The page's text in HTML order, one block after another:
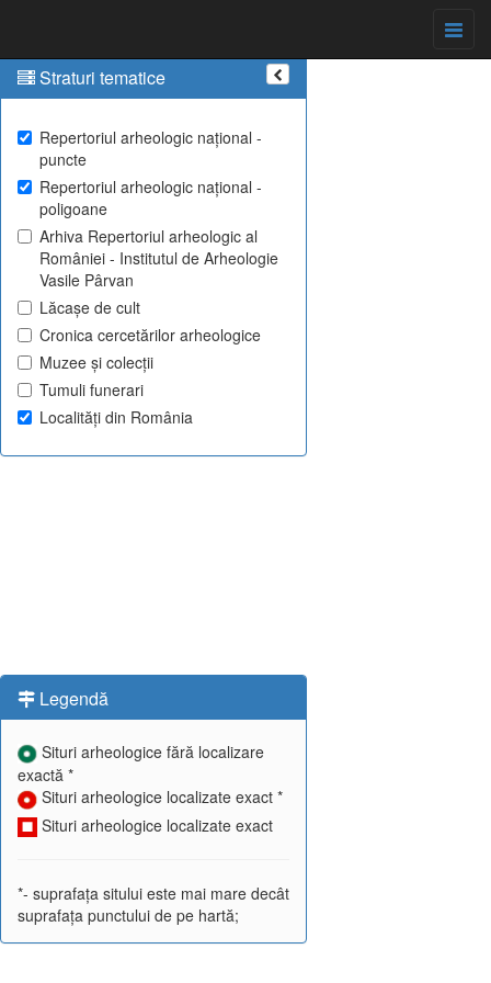
Straturi tematice
Repertoriul arheologic național -
puncte
Repertoriul arheologic național -
poligoane
Arhiva Repertoriul arheologic al
României - Institutul de Arheologie
Vasile Pârvan
Lăcașe de cult
Cronica cercetărilor arheologice
Muzee și colecții
Tumuli funerari
Localități din România
Legendă
Situri arheologice fără localizare
exactă *
Situri arheologice localizate exact *
Situri arheologice localizate exact
*- suprafața sitului este mai mare decât
suprafața punctului de pe hartă;